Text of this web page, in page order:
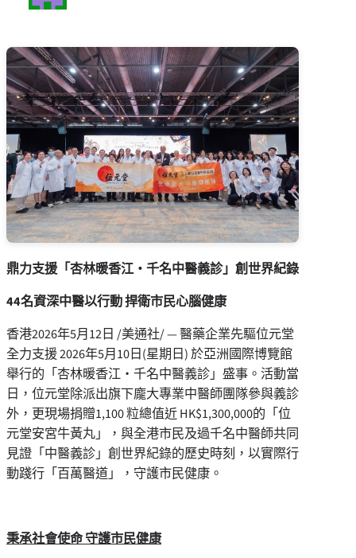
鼎力支援「杏林暖香江・千名中醫義診」 創世界紀錄
44名資深中醫以行動捍衛市民心腦健康
香港2026年5月12日 /美通社/ — 醫藥企業先驅位元堂
全力支援 2026年5月10日(星期日) 於亞洲國際博覽館
舉行的「杏林暖香江・千名中醫義診」盛事。活動當
日，位元堂除派出旗下龐大專業中醫師團隊參與義診
外，更現場捐贈1,100 粒總值近 HK$1,300,000的「位
元堂安宮牛黃丸」，與全港市民及過千名中醫師共同
見證「中醫義診」創世界紀錄的歷史時刻，以實際行
動踐行「百萬醫道」，守護市民健康。
秉承社會使命 守護市民健康